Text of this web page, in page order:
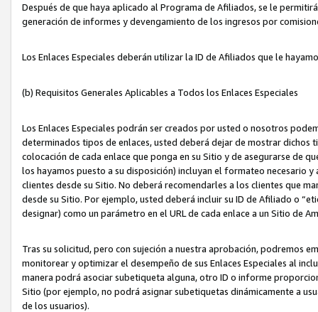
Después de que haya aplicado al Programa de Afiliados, se le
generación de informes y devengamiento de los ingresos por
Los Enlaces Especiales deberán utilizar la ID de Afiliados que le
(b) Requisitos Generales Aplicables a Todos los Enlaces Especiales
Los Enlaces Especiales podrán ser creados por usted o nosotros
determinados tipos de enlaces, usted deberá dejar de mostrar dichos
colocación de cada enlace que ponga en su Sitio y de asegurarse de
los hayamos puesto a su disposición) incluyan el formateo necesario
clientes desde su Sitio. No deberá recomendarles a los clientes que
desde su Sitio. Por ejemplo, usted deberá incluir su ID de Afiliado o
designar) como un parámetro en el URL de cada enlace a un Sitio de
Tras su solicitud, pero con sujeción a nuestra aprobación, podremos
monitorear y optimizar el desempeño de sus Enlaces Especiales al
manera podrá asociar subetiqueta alguna, otro ID o informe
Sitio (por ejemplo, no podrá asignar subetiquetas dinámicamente a
de los usuarios).